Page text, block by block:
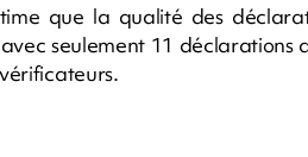
que la qualité des
seulement 11 déclarations